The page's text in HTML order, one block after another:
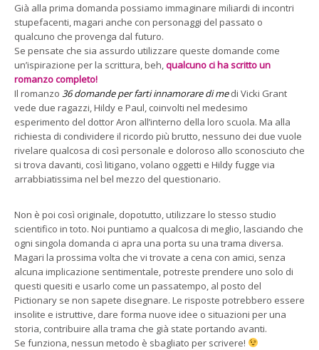
Già alla prima domanda possiamo immaginare miliardi di incontri
stupefacenti, magari anche con personaggi del passato o
qualcuno che provenga dal futuro.
Se pensate che sia assurdo utilizzare queste domande come
un’ispirazione per la scrittura, beh,qualcuno ci ha scritto un
romanzo completo!
Il romanzo 36 domande per farti innamorare di medi Vicki Grant
vede due ragazzi, Hildy e Paul, coinvolti nel medesimo
esperimento del dottor Aron all’interno della loro scuola. Ma alla
richiesta di condividere il ricordo più brutto, nessuno dei due vuole
rivelare qualcosa di così personale e doloroso allo sconosciuto che
si trova davanti, così litigano, volano oggetti e Hildy fugge via
arrabbiatissima nel bel mezzo del questionario.
Non è poi così originale, dopotutto, utilizzare lo stesso studio
scientifico in toto. Noi puntiamo a qualcosa di meglio, lasciando che
ogni singola domanda ci apra una porta su una trama diversa.
Magari la prossima volta che vi trovate a cena con amici, senza
alcuna implicazione sentimentale, potreste prendere uno solo di
questi quesiti e usarlo come un passatempo, al posto del
Pictionary se non sapete disegnare. Le risposte potrebbero essere
insolite e istruttive, dare forma nuove idee o situazioni per una
storia, contribuire alla trama che già state portando avanti.
Se funziona, nessun metodo è sbagliato per scrivere!